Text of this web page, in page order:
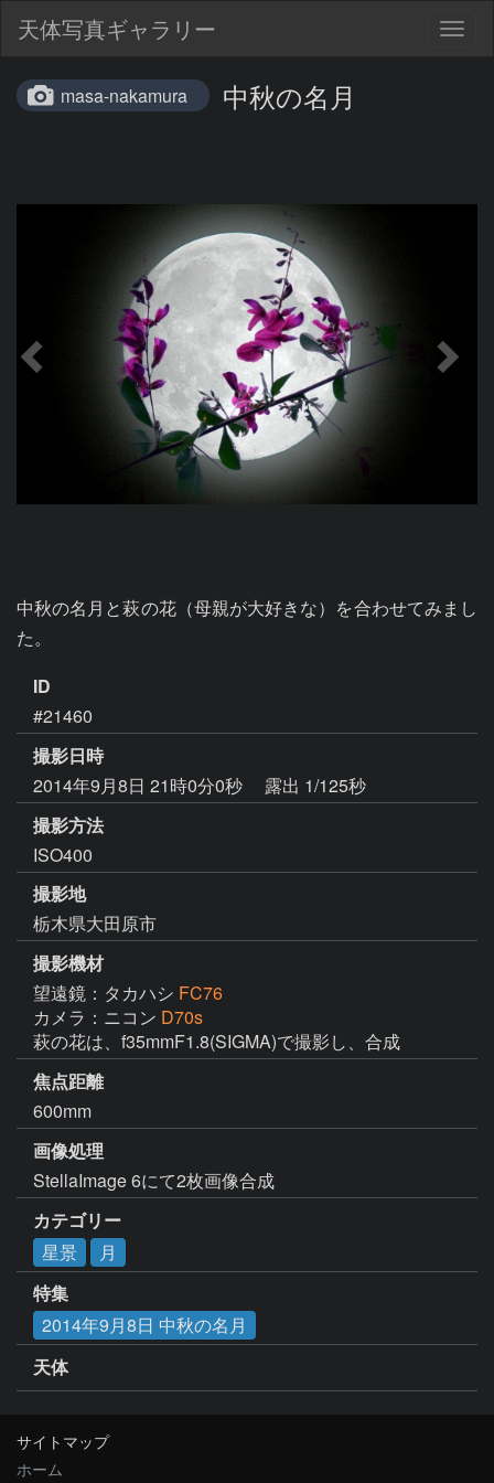
天体写真ギャラリー
masa-nakamura 中秋の名月
中秋の名月と萩の花（母親が大好きな）を合わせてみまし
た。
ID
#21460
撮影日時
2014年9月8日 21時0分0秒
露出 1/125秒
撮影方法
ISO400
撮影地
栃木県大田原市
撮影機材
望遠鏡：タカハシ FC76
カメラ：ニコン D70s
萩の花は、f35mmF1.8(SIGMA)で撮影し、合成
焦点距離
600mm
画像処理
StellaImage 6にて2枚画像合成
カテゴリー
星景
月
特集
2014年9月8日 中秋の名月
天体
サイトマップ
ホーム